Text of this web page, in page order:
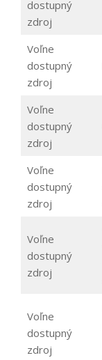
dostupný
zdroj
Voľne
dostupný
zdroj
Voľne
dostupný
zdroj
Voľne
dostupný
zdroj
Voľne
dostupný
zdroj
Voľne
dostupný
zdroj